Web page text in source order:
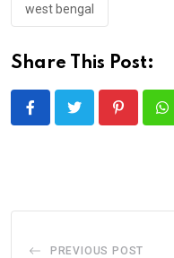
west bengal
Share This Post:
Pinterest
PREVIOUS POST